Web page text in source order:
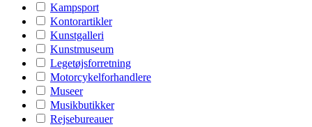
Kampsport
Kontorartikler
Kunstgalleri
Kunstmuseum
Legetøjsforretning
Motorcykelforhandlere
Museer
Musikbutikker
Rejsebureauer